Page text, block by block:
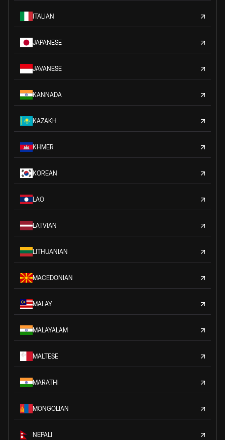
ITALIAN
JAPANESE
JAVANESE
KANNADA
KAZAKH
KHMER
KOREAN
LAO
LATVIAN
LITHUANIAN
MACEDONIAN
MALAY
MALAYALAM
MALTESE
MARATHI
MONGOLIAN
NEPALI